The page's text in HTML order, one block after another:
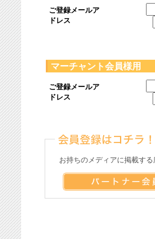
ご登録メールア
ドレス
マーチャント会員様用
ご登録メールア
ドレス
お持ちのメディアに掲載す